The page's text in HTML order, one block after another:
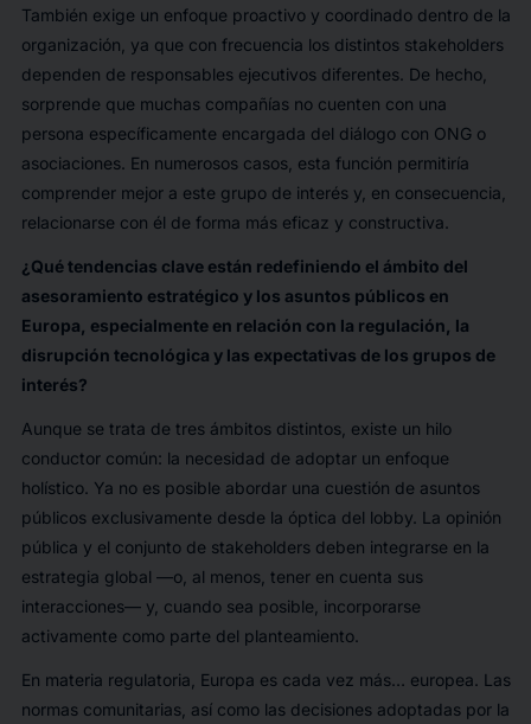
También exige un enfoque proactivo y coordinado dentro de la
organización, ya que con frecuencia los distintos stakeholders
dependen de responsables ejecutivos diferentes. De hecho,
sorprende que muchas compañías no cuenten con una
persona específicamente encargada del diálogo con ONG o
asociaciones. En numerosos casos, esta función permitiría
comprender mejor a este grupo de interés y, en consecuencia,
relacionarse con él de forma más eficaz y constructiva.
¿Qué tendencias clave están redefiniendo el ámbito del
asesoramiento estratégico y los asuntos públicos en
Europa, especialmente en relación con la regulación, la
disrupción tecnológica y las expectativas de los grupos de
interés?
Aunque se trata de tres ámbitos distintos, existe un hilo
conductor común: la necesidad de adoptar un enfoque
holístico. Ya no es posible abordar una cuestión de asuntos
públicos exclusivamente desde la óptica del lobby. La opinión
pública y el conjunto de stakeholders deben integrarse en la
estrategia global —o, al menos, tener en cuenta sus
interacciones— y, cuando sea posible, incorporarse
activamente como parte del planteamiento.
En materia regulatoria, Europa es cada vez más… europea. Las
normas comunitarias, así como las decisiones adoptadas por la